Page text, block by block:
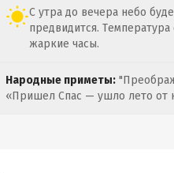
С утра до вечера небо
предвидится. Температура
жаркие часы.
Народные приметы:
«Пришел Спас — ушло лето от